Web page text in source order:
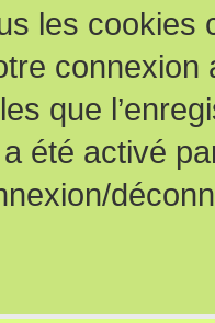
les cookies
que
été activé